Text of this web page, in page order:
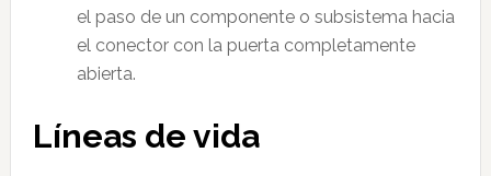
el paso de un componente o subsistema hacia
el conector con la puerta completamente
abierta.
Líneas de vida